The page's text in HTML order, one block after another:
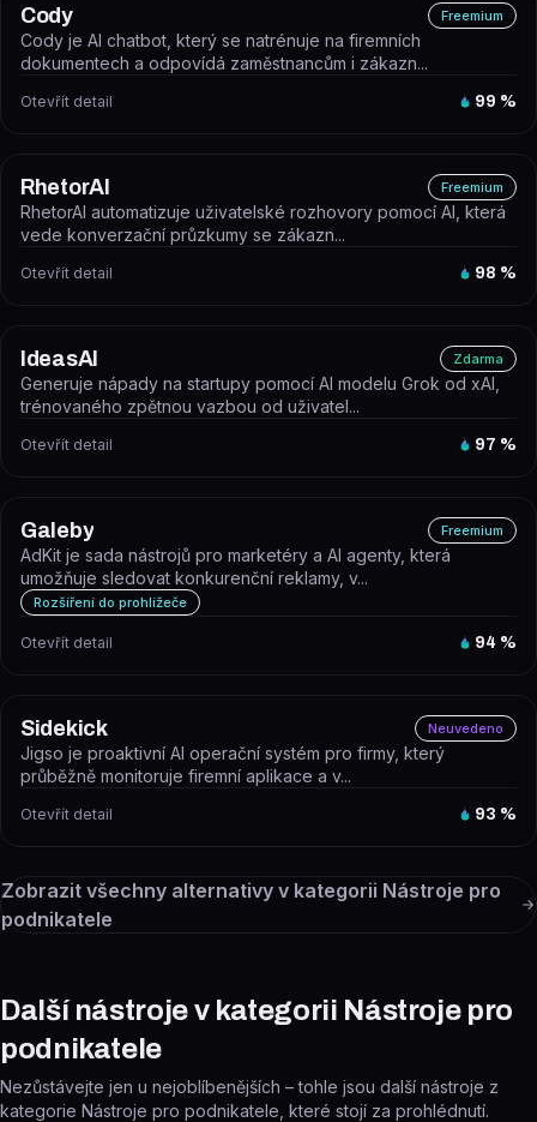
Cody Freemium
Cody je AI chatbot, který se natrénuje na firemních
dokumentech a odpovídá zaměstnancům i zákazn...
Otevřít detail 99 %
RhetorAI Freemium
RhetorAI automatizuje uživatelské rozhovory pomocí AI, která
vede konverzační průzkumy se zákazn...
Otevřít detail 98 %
IdeasAI Zdarma
Generuje nápady na startupy pomocí AI modelu Grok od xAI,
trénovaného zpětnou vazbou od uživatel...
Otevřít detail 97 %
Galeby Freemium
AdKit je sada nástrojů pro marketéry a AI agenty, která
umožňuje sledovat konkurenční reklamy, v...
Rozšíření do prohlížeče
Otevřít detail 94 %
Sidekick Neuvedeno
Jigso je proaktivní AI operační systém pro firmy, který
průběžně monitoruje firemní aplikace a v...
Otevřít detail 93 %
Zobrazit všechny alternativy v kategorii Nástroje pro
podnikatele
Další nástroje v kategorii Nástroje pro
podnikatele
Nezůstávejte jen u nejoblíbenějších – tohle jsou další nástroje z
kategorie Nástroje pro podnikatele, které stojí za prohlédnutí.